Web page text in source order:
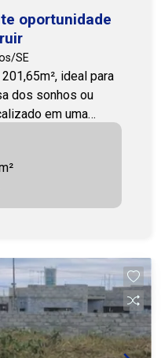
oportunidade
SE
ideal para
dos sonhos ou
em uma
favorável e
o lote
cada detalhe
praticidade e
uma área com
Entre em
3231 COHAB
208